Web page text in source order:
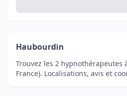
Haubourdin
Trouvez les 2 hypnothérapeutes
France). Localisations, avis et